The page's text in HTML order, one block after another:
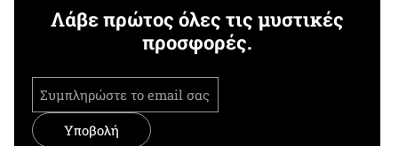
Λάβε πρώτος όλες τις μυστικές
προσφορές.
Υποβολή